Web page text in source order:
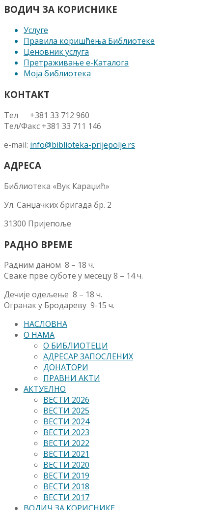
ВОДИЧ ЗА КОРИСНИКЕ
Услуге
Правила коришћења Библиотеке
Ценовник услуга
Претраживање е-Каталога
Моја библиотека
КОНТАКТ
Тел +381 33 712 960
Тел/Факс +381 33 711 146
e-mail: info@biblioteka-prijepolje.rs
АДРЕСА
Библиотека «Вук Караџић»
Ул. Санџачких бригада бр. 2
31300 Пријепоље
РАДНО ВРЕМЕ
Радним даном 8 – 18 ч.
Сваке прве суботе у месецу 8 – 14 ч.
Дечије одељење 8 – 18 ч.
Огранак у Бродареву 9-15 ч.
НАСЛОВНА
О НАМА
О БИБЛИОТЕЦИ
АДРЕСАР ЗАПОСЛЕНИХ
ДОНАТОРИ
ПРАВНИ АКТИ
АКТУЕЛНО
ВЕСТИ 2026
ВЕСТИ 2025
ВЕСТИ 2024
ВЕСТИ 2023
ВЕСТИ 2022
ВЕСТИ 2021
ВЕСТИ 2020
ВЕСТИ 2019
ВЕСТИ 2018
ВЕСТИ 2017